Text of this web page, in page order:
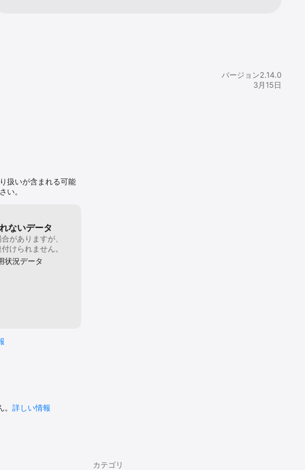
バージョン2.14.0
3月15日
扱いが含まれる可能
い。
ないデータ
がありますが、
けられません。
状況データ
詳しい情報
カテゴリ